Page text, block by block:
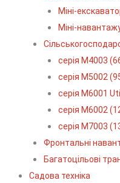
Міні-
Міні-
серія М4003
серія М5002
серія M6001
серія М6002
серія М7003
Фронтальні
Багатоцільові
Садова техніка